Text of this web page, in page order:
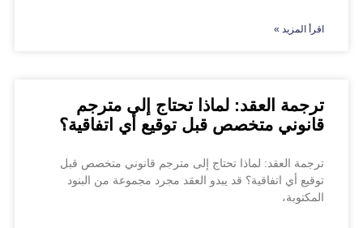
اقرأ المزيد »
ترجمة العقد: لماذا تحتاج إلى مترجم
قانوني متخصص قبل توقيع أي اتفاقية؟
ترجمة العقد: لماذا تحتاج إلى مترجم قانوني متخصص قبل
توقيع أي اتفاقية؟ قد يبدو العقد مجرد مجموعة من البنود
المكتوبة،